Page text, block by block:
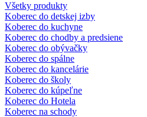
Všetky produkty
Koberec do detskej izby
Koberec do kuchyne
Koberec do chodby a predsiene
Koberec do obývačky
Koberec do spálne
Koberec do kancelárie
Koberec do školy
Koberec do kúpeľne
Koberec do Hotela
Koberec na schody